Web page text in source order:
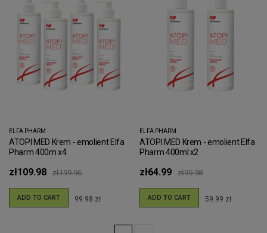
ELFA PHARM
ATOPI MED Krem - emolient Elfa
Pharm 400m x4
zł109.98 zł199.96
ADD TO CART 99.98 zł
ELFA PHARM
ATOPI MED Krem - emolient Elfa
Pharm 400ml x2
zł64.99 zł99.98
ADD TO CART 59.99 zł